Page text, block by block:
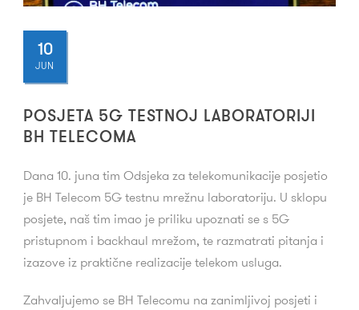
10
JUN
POSJETA 5G TESTNOJ LABORATORIJI
BH TELECOMA
Dana 10. juna tim Odsjeka za telekomunikacije posjetio
je BH Telecom 5G testnu mrežnu laboratoriju. U sklopu
posjete, naš tim imao je priliku upoznati se s 5G
pristupnom i backhaul mrežom, te razmatrati pitanja i
izazove iz praktične realizacije telekom usluga.
Zahvaljujemo se BH Telecomu na zanimljivoj posjeti i